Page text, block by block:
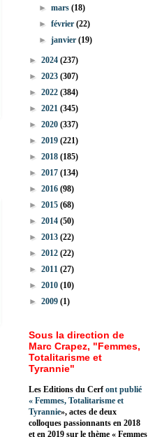
►mars(18)
►février(22)
►janvier(19)
► 2024 (237)
► 2023 (307)
► 2022 (384)
► 2021 (345)
► 2020 (337)
► 2019 (221)
► 2018 (185)
► 2017 (134)
► 2016 (98)
► 2015 (68)
► 2014 (50)
► 2013 (22)
► 2012 (22)
► 2011 (27)
► 2010 (10)
► 2009 (1)
Sous la direction de
Marc Crapez, "Femmes,
Totalitarisme et
Tyrannie"
Les Editions du Cerfont publié
« Femmes, Totalitarisme et
Tyrannie», actes de deux
colloques passionnants en 2018
et en 2019 sur le thème « Femmes